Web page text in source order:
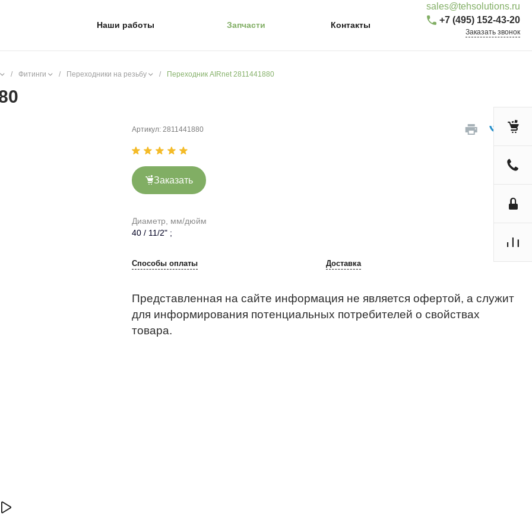
Наши работы Запчасти Контакты
sales@tehsolutions.ru
+7 (495) 152-43-20
Заказать звонок
/ Фитинги / Переходники на резьбу / Переходник AIRnet 2811441880
Артикул: 2811441880
Заказать
Диаметр, мм/дюйм
40 / 11/2" ;
Способы оплаты Доставка
Представленная на сайте информация не является офертой, а служит
для информирования потенциальных потребителей о свойствах
товара.